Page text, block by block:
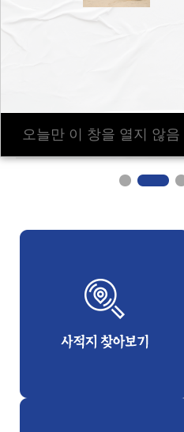
오늘만 이 창을 열지 않음